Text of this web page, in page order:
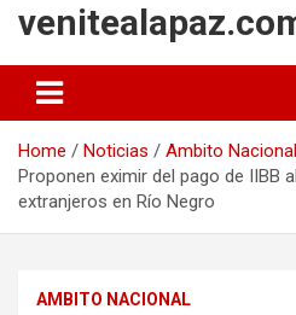
Home Noticias
Ambito Nacional
Proponen eximir del pago de IIBB
extranjeros en Río Negro
AMBITO NACIONAL